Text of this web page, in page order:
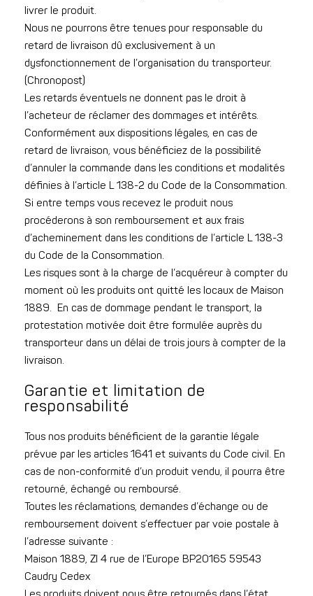
livrer le produit.
Nous ne pourrons être tenues pour responsable du
retard de livraison dû exclusivement à un
dysfonctionnement de l’organisation du transporteur.
(Chronopost)
Les retards éventuels ne donnent pas le droit à
l’acheteur de réclamer des dommages et intérêts.
Conformément aux dispositions légales, en cas de
retard de livraison, vous bénéficiez de la possibilité
d’annuler la commande dans les conditions et modalités
définies à l’article L 138-2 du Code de la Consommation.
Si entre temps vous recevez le produit nous
procéderons à son remboursement et aux frais
d’acheminement dans les conditions de l’article L 138-3
du Code de la Consommation.
Les risques sont à la charge de l’acquéreur à compter du
moment où les produits ont quitté les locaux de Maison
1889. En cas de dommage pendant le transport, la
protestation motivée doit être formulée auprès du
transporteur dans un délai de trois jours à compter de la
livraison.
Garantie et limitation de
responsabilité
Tous nos produits bénéficient de la garantie légale
prévue par les articles 1641 et suivants du Code civil. En
cas de non-conformité d’un produit vendu, il pourra être
retourné, échangé ou remboursé.
Toutes les réclamations, demandes d’échange ou de
remboursement doivent s’effectuer par voie postale à
l’adresse suivante :
Maison 1889, ZI 4 rue de l’Europe BP20165 59543
Caudry Cedex